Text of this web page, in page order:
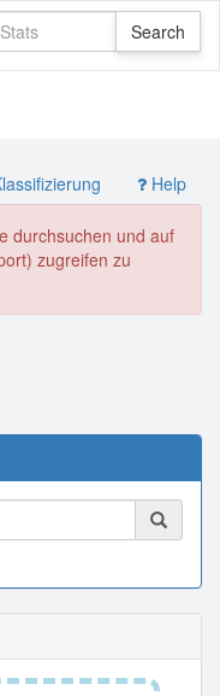
Help
durchsuchen und auf
zugreifen zu